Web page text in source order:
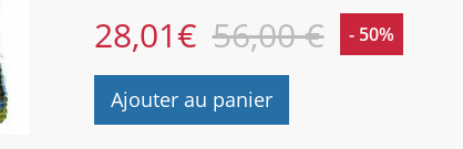
28,01€ 56,00 € - 50%
Ajouter au panier